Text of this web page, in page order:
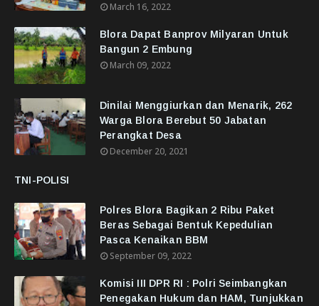
March 16, 2022
Blora Dapat Banprov Milyaran Untuk
Bangun 2 Embung
March 09, 2022
Dinilai Menggiurkan dan Menarik, 262
Warga Blora Berebut 50 Jabatan
Perangkat Desa
December 20, 2021
TNI-POLISI
Polres Blora Bagikan 2 Ribu Paket
Beras Sebagai Bentuk Kepedulian
Pasca Kenaikan BBM
September 09, 2022
Komisi III DPR RI : Polri Seimbangkan
Penegakan Hukum dan HAM, Tunjukkan